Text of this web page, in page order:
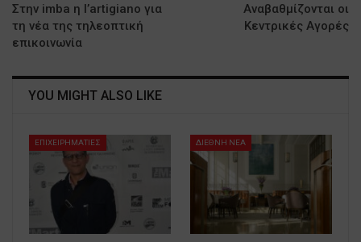
Στην imba η l’artigiano για
τη νέα της τηλεοπτική
επικοινωνία
Αναβαθμίζονται οι
Κεντρικές Αγορές
YOU MIGHT ALSO LIKE
ΕΠΙΧΕΙΡΗΜΑΤΙΕΣ ΔΙΕΘΝΗ ΝΕΑ